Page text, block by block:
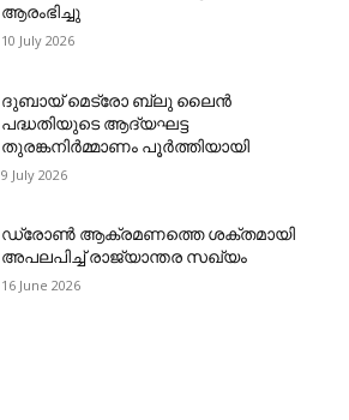
ആരംഭിച്ചു
10 July 2026
ദുബായ് മെട്രോ ബ്ലു ലൈന്‍
പദ്ധതിയുടെ ആദ്യഘട്ട
തുരങ്കനിര്‍മ്മാണം പൂര്‍ത്തിയായി
9 July 2026
ഡ്രോണ്‍ ആക്രമണത്തെ ശക്തമായി
അപലപിച്ച് രാജ്യാന്തര സഖ്യം
16 June 2026